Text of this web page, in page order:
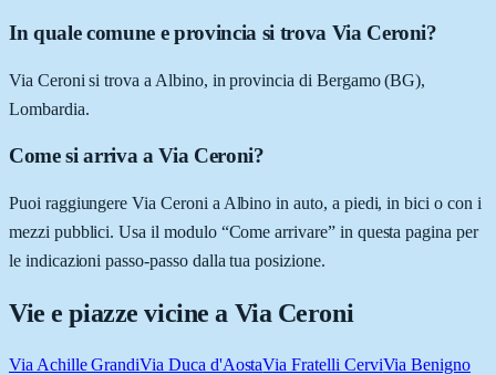
In quale comune e provincia si trova Via Ceroni?
Via Ceroni si trova a Albino, in provincia di Bergamo (BG),
Lombardia.
Come si arriva a Via Ceroni?
Puoi raggiungere Via Ceroni a Albino in auto, a piedi, in bici o con i
mezzi pubblici. Usa il modulo “Come arrivare” in questa pagina per
le indicazioni passo-passo dalla tua posizione.
Vie e piazze vicine a Via Ceroni
Via Achille GrandiVia Duca d'AostaVia Fratelli CerviVia Benigno